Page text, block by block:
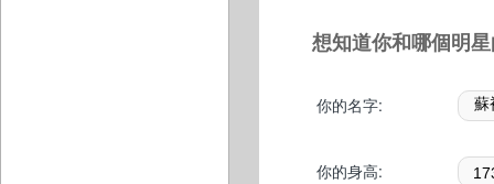
想知道你和哪個明
你的名字:
你的身高: